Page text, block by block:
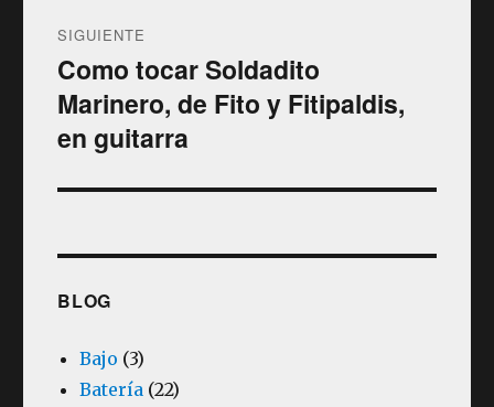
SIGUIENTE
Entrada
siguiente:
Como tocar Soldadito
Marinero, de Fito y Fitipaldis,
en guitarra
BLOG
Bajo (3)
Batería (22)